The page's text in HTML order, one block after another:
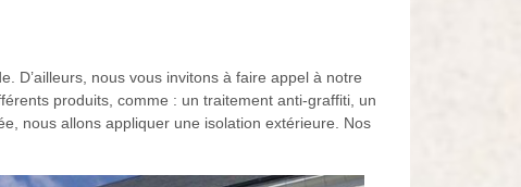
D’ailleurs, nous vous invitons à faire appel à notre
produits, comme : un traitement anti-graffiti, un
nous allons appliquer une isolation extérieure. Nos